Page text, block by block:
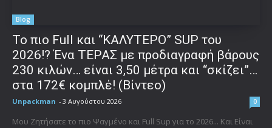
Blog
To πιο Full και “ΚΑΛΥΤΕΡΟ” SUP του
2026!? Ένα ΤΕΡΑΣ με προδιαγραφή βάρους
230 κιλών… είναι 3,50 μέτρα και “σκίζει”…
στα 172€ κομπλέ! (Βίντεο)
Unpackman - 3 Αυγούστου 2026 0
Μου Ζητήσατε το πιο Ψαγμένο και Full Sup για το 2026... Και Είναι